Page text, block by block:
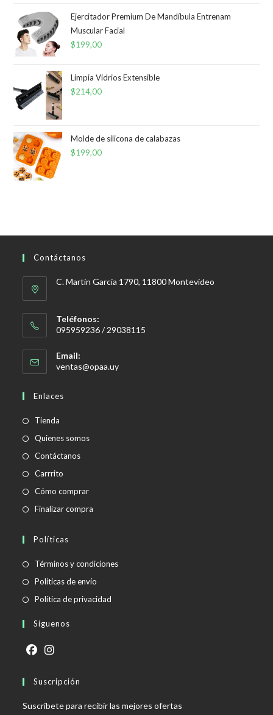
era:
$350,00.
es:
Ejercitador Premium De Mandíbula Entrenam
Muscular Facial
$199,00
Limpia Vidrios Extensible
$214,00
Molde de silicona de calabazas
$199,00
Contáctanos
C. Martín García 1790, 11800 Montevideo
Teléfonos:
095959236 / 29038115
Email:
ventas@opaa.uySe
Enlaces
Tienda
Quienes somos
Contáctanos
Carrrito
Cómo comprar
Finalizar compra
Políticas
Términos y condicionesSe
Políticas de envío
abre
Política de privacidad
Síguenos
abre
una
abre
una
Suscripción
Suscríbete para recibir las mejores ofertas